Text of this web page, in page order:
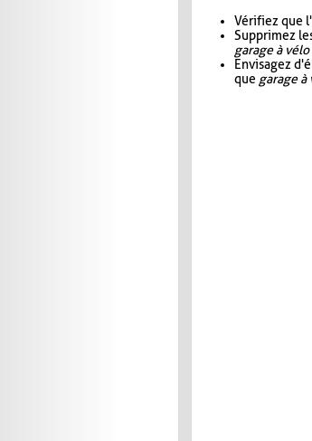
Vérifiez que
Supprimez
garage à vélo
Envisagez
que garage à